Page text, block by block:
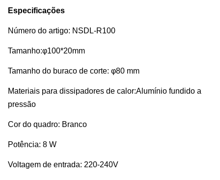
Especificações
Número do artigo: NSDL-R100
Tamanho:φ100*20mm
Tamanho do buraco de corte: φ80 mm
Materiais para dissipadores de calor:Alumínio fundido a
pressão
Cor do quadro: Branco
Potência: 8 W
Voltagem de entrada: 220-240V